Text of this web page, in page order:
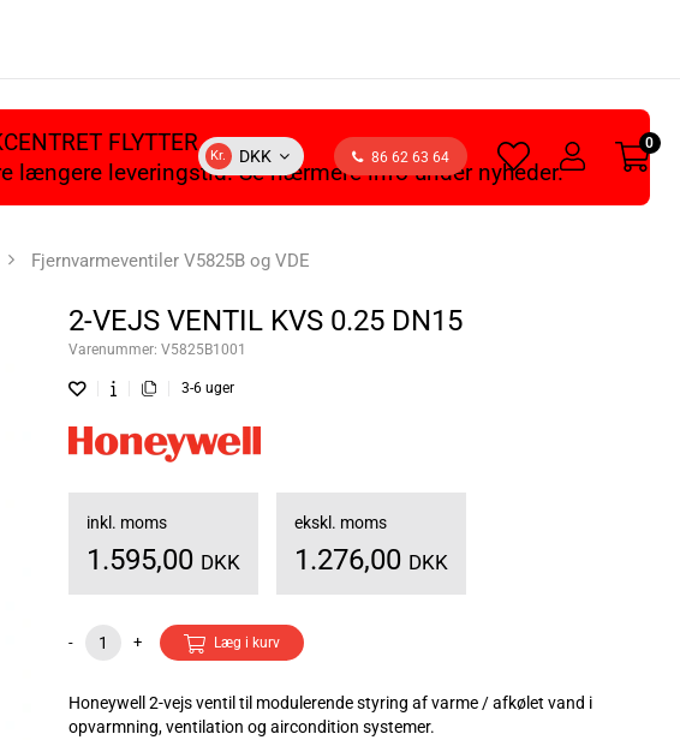
Kr. DKK 86 62 63 64
heart
light
light
0
FLYTTER
længere leveringstid. Se nærmere info under nyheder.
Fjernvarmeventiler V5825B og VDE
2-VEJS VENTIL KVS 0.25 DN15
Varenummer: V5825B1001
3-6 uger
inkl. moms
1.595,00 DKK
ekskl. moms
1.276,00 DKK
- + Læg i kurv
Honeywell 2-vejs ventil til modulerende styring af varme / afkølet vand i
opvarmning, ventilation og aircondition systemer.